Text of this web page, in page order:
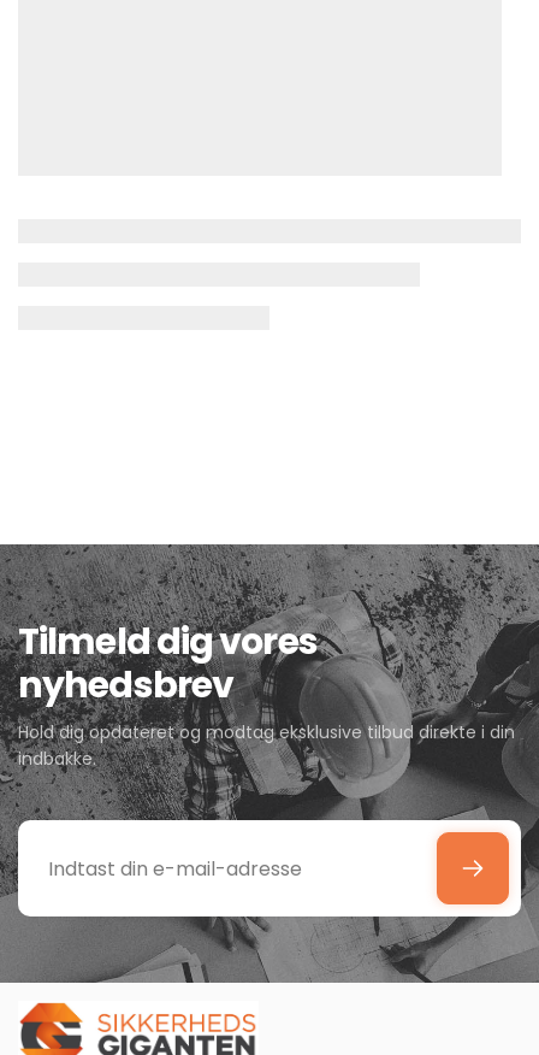
Tilmeld dig vores
nyhedsbrev
Hold dig opdateret og modtag eksklusive tilbud direkte i din
indbakke.
Indtast
e-
mail-
adresse